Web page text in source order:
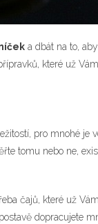
a dbát na to,
které už
pro mnohé
tomu nebo ne,
čajů, které už
dopracujete